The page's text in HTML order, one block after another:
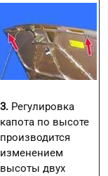
3. Регулировка
капота по высоте
производится
изменением
высоты двух